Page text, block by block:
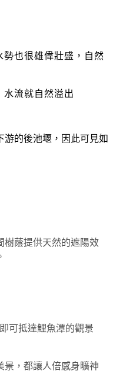
勢也很雄偉壯盛，自然
水流就自然溢出
游的後池堰，因此可見如
樹蔭提供天然的遮陽效
可抵達鯉魚潭的觀景
景，都讓人倍感身曠神